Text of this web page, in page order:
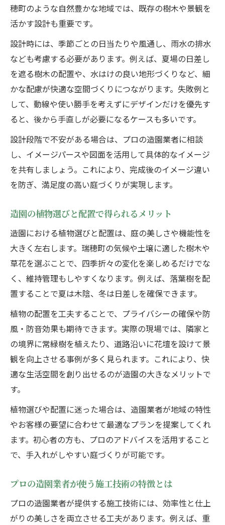
穂町のような自然豊かな地域では、既存の樹木や景観を
活かす設計も重要です。
設計時には、季節ごとの日当たりや風通し、雨水の排水
なども考慮する必要があります。例えば、夏場の日差し
を遮る樹木の配置や、水はけの良い地形づくりなど、細
かな配慮が快適な空間づくりにつながります。失敗例と
して、動線や使い勝手を考えずにデザインだけを優先す
ると、後から手直しが必要になるケースも多いです。
設計段階で不安がある場合は、プロの造園業者に相談
し、イメージパースや図面を活用して具体的なイメージ
を共有しましょう。これにより、完成後のイメージ違い
を防ぎ、満足度の高い庭づくりが実現します。
造園の植物選びと配置で得られるメリット
造園における植物選びと配置は、庭の美しさや機能性を
大きく左右します。瑞穂町の気候や土壌に適した樹木や
草花を選ぶことで、四季折々の変化を楽しめるだけでな
く、維持管理もしやすくなります。例えば、落葉樹を配
置することで夏は木陰、冬は日差しを確保できます。
植物の配置を工夫することで、プライバシーの確保や防
風・防音効果も期待できます。実際の現場では、隣家と
の境界に常緑樹を植えたり、道路沿いに花壇を設けて景
観を向上させる事例が多く見られます。これにより、快
適な生活空間を創り出せるのが造園の大きなメリットで
す。
植物選びや配置に迷った場合は、造園業者が地域の特性
やお客様の要望に合わせて最適なプランを提案してくれ
ます。初心者の方も、プロのアドバイスを活用すること
で、手入れがしやすい庭づくりが可能です。
プロの造園業者が使う施工技術の特徴とは
プロの造園業者が提供する施工技術には、効率性と仕上
がりの美しさを両立させる工夫があります。例えば、重